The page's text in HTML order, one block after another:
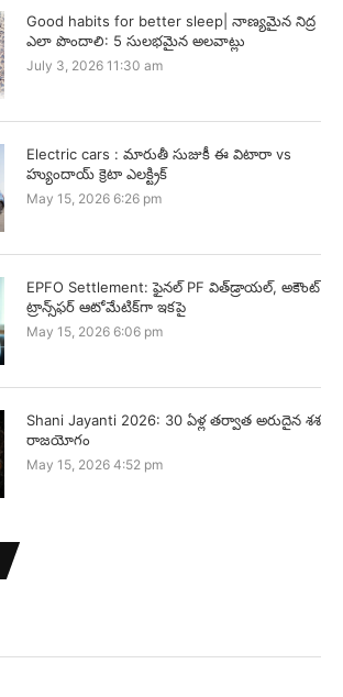
Good habits for better sleep| నాణ్యమైన నిద్ర
ఎలా పొందాలి: 5 సులభమైన అలవాట్లు
July 3, 2026 11:30 am
Electric cars : మారుతీ సుజుకీ ఈ విటారా vs
హ్యుందాయ్ క్రెటా ఎలక్ట్రిక్
May 15, 2026 6:26 pm
EPFO Settlement: ఫైనల్ PF విత్‌డ్రాయల్, అకౌంట్
ట్రాన్స్‌ఫర్ ఆటోమేటిక్‌గా ఇకపై
May 15, 2026 6:06 pm
Shani Jayanti 2026: 30 ఏళ్ల తర్వాత అరుదైన శశ
రాజయోగం
May 15, 2026 4:52 pm